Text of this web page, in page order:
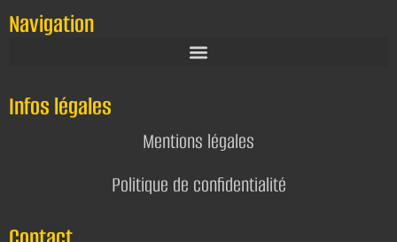
Navigation
Infos légales
Mentions légales
Politique de confidentialité